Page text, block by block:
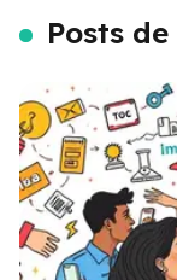
Posts